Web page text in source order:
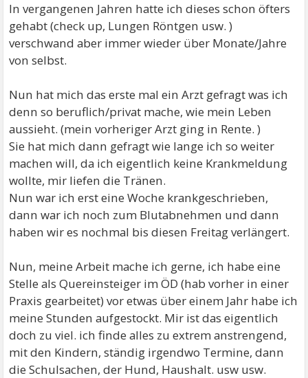
In vergangenen Jahren hatte ich dieses schon öfters
gehabt (check up, Lungen Röntgen usw. )
verschwand aber immer wieder über Monate/Jahre
von selbst.
Nun hat mich das erste mal ein Arzt gefragt was ich
denn so beruflich/privat mache, wie mein Leben
aussieht. (mein vorheriger Arzt ging in Rente. )
Sie hat mich dann gefragt wie lange ich so weiter
machen will, da ich eigentlich keine Krankmeldung
wollte, mir liefen die Tränen.
Nun war ich erst eine Woche krankgeschrieben,
dann war ich noch zum Blutabnehmen und dann
haben wir es nochmal bis diesen Freitag verlängert.
Nun, meine Arbeit mache ich gerne, ich habe eine
Stelle als Quereinsteiger im ÖD (hab vorher in einer
Praxis gearbeitet) vor etwas über einem Jahr habe ich
meine Stunden aufgestockt. Mir ist das eigentlich
doch zu viel. ich finde alles zu extrem anstrengend,
mit den Kindern, ständig irgendwo Termine, dann
die Schulsachen, der Hund, Haushalt. usw usw.